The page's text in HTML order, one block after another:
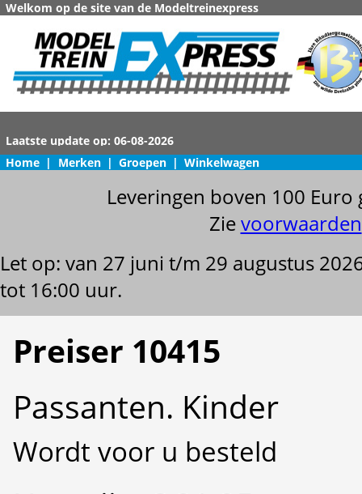
Welkom op de site van de Modeltreinexpress
Home | Merken | Groepen | Winkelwagen
Leveringen boven 100
Zievoorwaarden
Let op: van 27 juni t/m 29 augustus
tot 16:00 uur.
Preiser 10415
Passanten. Kinder
Wordt voor u besteld